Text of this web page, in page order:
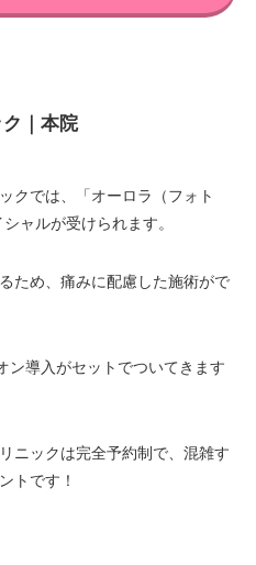
｜本院
クでは、「オーロラ（フォト
ャルが受けられます。
ため、痛みに配慮した施術がで
ン導入がセットでついてきます
ニックは完全予約制で、混雑す
トです！